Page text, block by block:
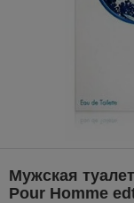
Мужская
Pour Homme